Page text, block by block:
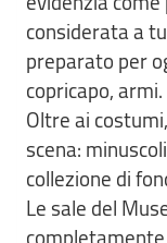
considerata a
preparato per
copricapo, armi.
Oltre ai
scena:
collezione di
Le sale del